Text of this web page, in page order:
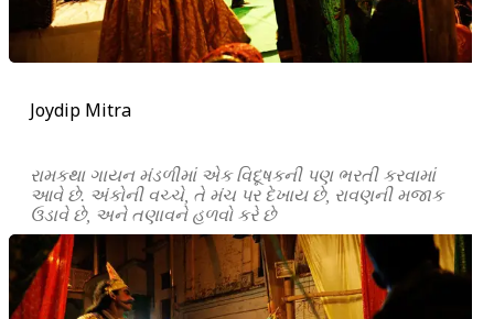
Joydip Mitra
રામકથા ગાયન મંડળીમાં એક વિદૂષકની પણ ભરતી કરવામાં
આવે છે. અંકોની વચ્ચે, તે મંચ પર દેખાય છે, રાવણની મજાક
ઉડાવે છે, અને તણાવને હળવો કરે છે